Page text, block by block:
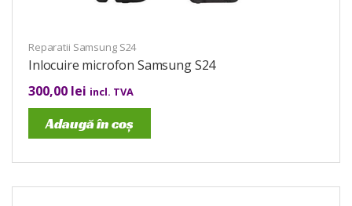
Reparatii Samsung S24
Inlocuire microfon Samsung S24
300,00 lei incl. TVA
Adaugă în coș